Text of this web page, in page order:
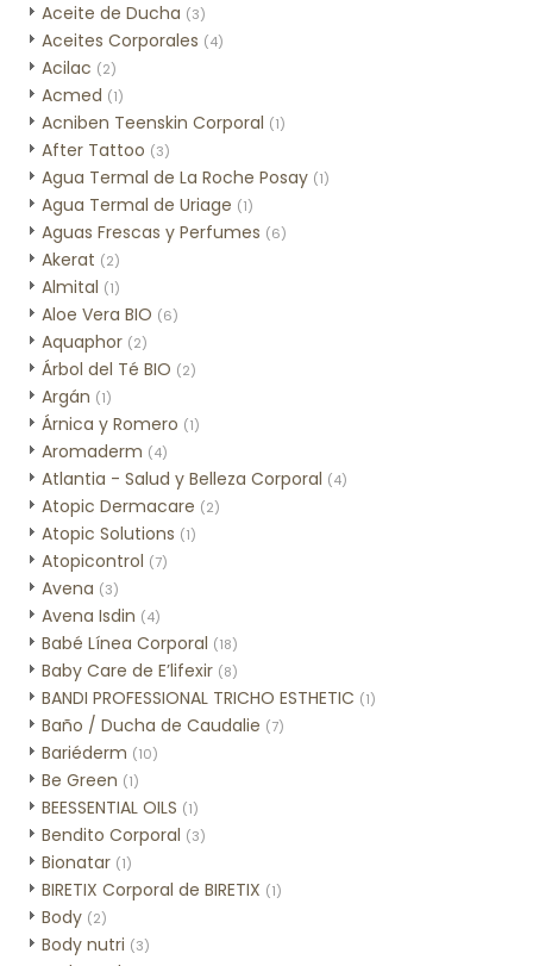
Aceite de Ducha (3)
Aceites Corporales (4)
Acilac (2)
Acmed (1)
Acniben Teenskin Corporal (1)
After Tattoo (3)
Agua Termal de La Roche Posay (1)
Agua Termal de Uriage (1)
Aguas Frescas y Perfumes (6)
Akerat (2)
Almital (1)
Aloe Vera BIO (6)
Aquaphor (2)
Árbol del Té BIO (2)
Argán (1)
Árnica y Romero (1)
Aromaderm (4)
Atlantia - Salud y Belleza Corporal (4)
Atopic Dermacare (2)
Atopic Solutions (1)
Atopicontrol (7)
Avena (3)
Avena Isdin (4)
Babé Línea Corporal (18)
Baby Care de E’lifexir (8)
BANDI PROFESSIONAL TRICHO ESTHETIC (1)
Baño / Ducha de Caudalie (7)
Bariéderm (10)
Be Green (1)
BEESSENTIAL OILS (1)
Bendito Corporal (3)
Bionatar (1)
BIRETIX Corporal de BIRETIX (1)
Body (2)
Body nutri (3)